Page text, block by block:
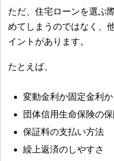
ただ、住宅ローンを選ぶ
めてしまうのではなく、
イントがあります。
たとえば、
変動金利か固定金利か
団体信用生命保険の
保証料の支払い方法
繰上返済のしやすさ